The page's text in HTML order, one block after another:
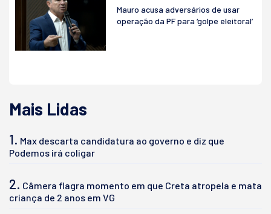
Mauro acusa adversários de usar
operação da PF para ‘golpe eleitoral’
Mais Lidas
1. Max descarta candidatura ao governo e diz que
Podemos irá coligar
2. Câmera flagra momento em que Creta atropela e mata
criança de 2 anos em VG